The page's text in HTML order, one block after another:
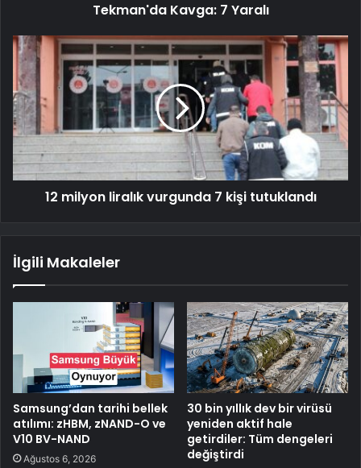
Tekman'da Kavga: 7 Yaralı
12 milyon liralık vurgunda 7 kişi tutuklandı
İlgili Makaleler
Samsung’dan tarihi bellek
atılımı: zHBM, zNAND-O ve
V10 BV-NAND
Ağustos 6, 2026
30 bin yıllık dev bir virüsü
yeniden aktif hale
getirdiler: Tüm dengeleri
değiştirdi